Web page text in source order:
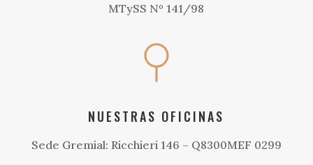
MTySS Nº 141/98
NUESTRAS OFICINAS
Sede Gremial: Ricchieri 146 – Q8300MEF 0299